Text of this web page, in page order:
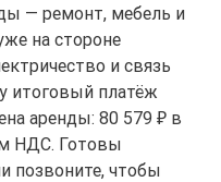
— ремонт, мебель и
на стороне
и связь
итоговый платёж
аренды: 80 579 ₽ в
НДС. Готовы
позвоните, чтобы